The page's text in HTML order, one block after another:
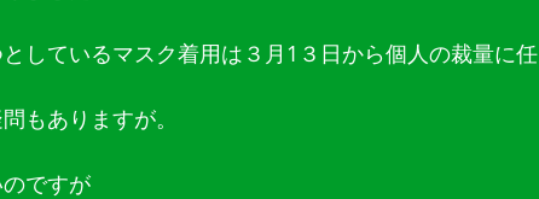
しているマスク着用は３月1３日から個人の裁量に任
もありますが。
ですが